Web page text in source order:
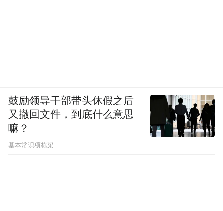
鼓励领导干部带头休假之后
又撤回文件，到底什么意思
嘛？
基本常识项栋梁